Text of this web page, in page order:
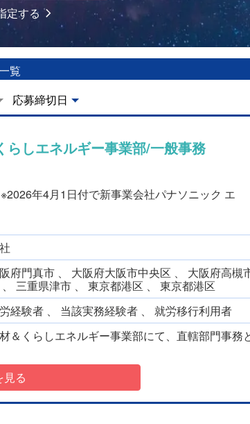
定する
覧
応募締切日
しエネルギー事業部/一般事務
年4月1日付で新事業会社パナソニック エ
府門真市 、 大阪府大阪市中央区 、 大阪府高槻
三重県津市 、 東京都港区 、 東京都港区
経験者 、 当該実務経験者 、 就労移行利用者
＆くらしエネルギー事業部にて、直轄部門事務
見る